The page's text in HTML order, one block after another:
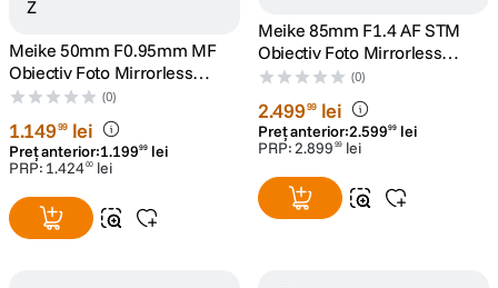
Meike 50mm F0.95mm MF
Obiectiv Foto Mirrorless
Montura Z
(0)
1.14999 lei
Preț anterior:1.19999 lei
PRP: 1.42400 lei
Meike 85mm F1.4 AF STM
Obiectiv Foto Mirrorless
Montura E
(0)
2.49999 lei
Preț anterior:2.59999 lei
PRP:2.899 99 lei